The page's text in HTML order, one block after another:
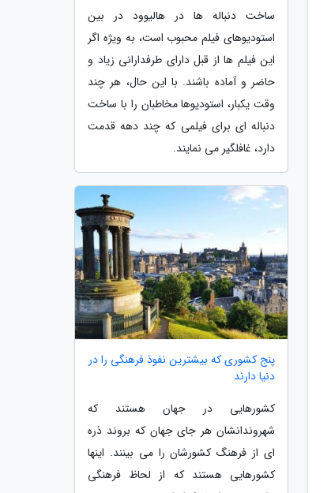
ساخت دنباله ها در هالیوود در بین
استودیوهای فیلم محبوب است، به ویژه اگر
این فیلم ها از قبل دارای طرفدارانی زیاد و
حاضر و آماده باشند. با این حال، هر چند
وقت یکبار، استودیوها مخاطبان را با ساخت
دنباله ای برای فیلمی که چند دهه قدمت
دارد، غافلگیر می نمایند.
پنج کشوری که بیشترین نفوذ فرهنگی را در
دنیا دارند
کشورهایی در جهان هستند که
شهروندانشان هر جای جهان که بروند ذره
ای از فرهنگ کشورشان را می بینند. اینها
کشورهایی هستند که از لحاظ فرهنگی